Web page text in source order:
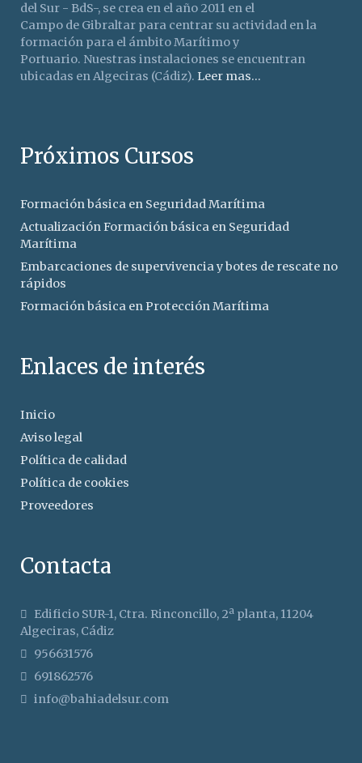
del Sur - BdS-, se crea en el año 2011 en el
Campo de Gibraltar para centrar su actividad en la
formación para el ámbito Marítimo y
Portuario. Nuestras instalaciones se encuentran
ubicadas en Algeciras (Cádiz). Leer mas...
Próximos Cursos
Formación básica en Seguridad Marítima
Actualización Formación básica en Seguridad
Marítima
Embarcaciones de supervivencia y botes de rescate no
rápidos
Formación básica en Protección Marítima
Enlaces de interés
Inicio
Aviso legal
Política de calidad
Política de cookies
Proveedores
Contacta
Edificio SUR-1, Ctra. Rinconcillo, 2ª planta, 11204
Algeciras, Cádiz
956631576
691862576
info@bahiadelsur.com